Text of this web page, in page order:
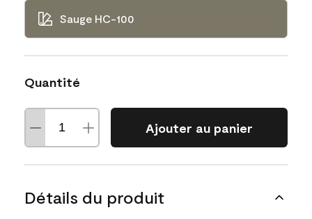
Sauge HC-100
Quantité
Ajouter au panier
Détails du produit